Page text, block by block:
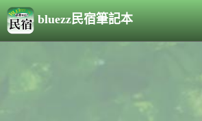
bluezz民宿筆記本